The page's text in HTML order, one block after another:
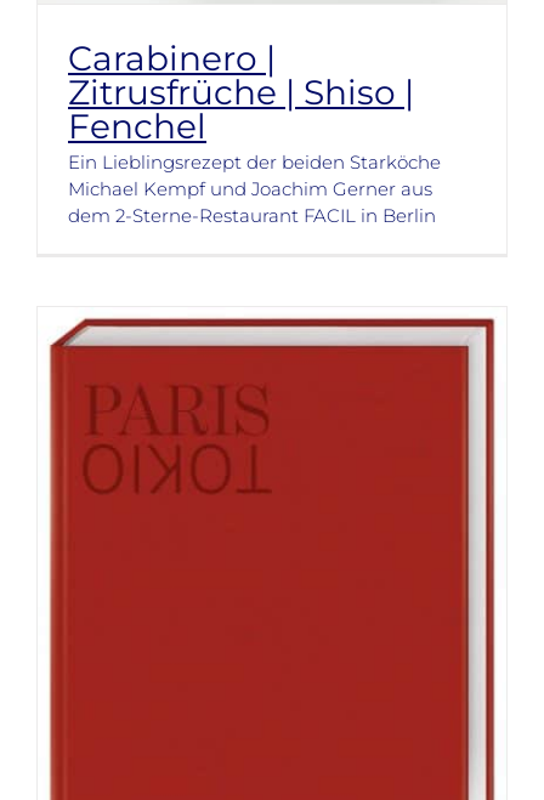
Carabinero |
Zitrusfrüche | Shiso |
Fenchel
Ein Lieblingsrezept der beiden Starköche
Michael Kempf und Joachim Gerner aus
dem 2-Sterne-Restaurant FACIL in Berlin